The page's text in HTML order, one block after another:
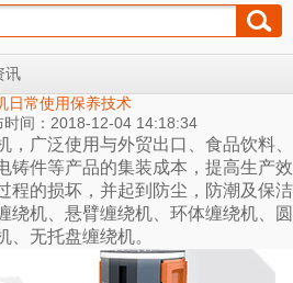
讯
日常使用保养技术
时间：2018-12-04 14:18:34
广泛使用与外贸出口、食品饮料、
铸件等产品的集装成本，提高生产效
程的损坏，并起到防尘，防潮及保洁
绕机、悬臂缠绕机、环体缠绕机、圆
、无托盘缠绕机。